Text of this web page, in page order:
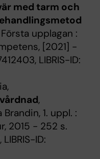
med tarm och
Första upplagan :
[2021] -
LIBRIS-ID:
,
1. uppl. :
2015 - 252 s.
ID: